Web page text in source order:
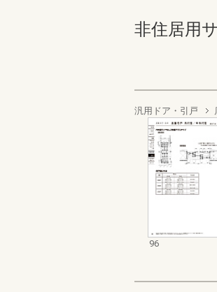
非住居用
汎用ドア・引戸
96